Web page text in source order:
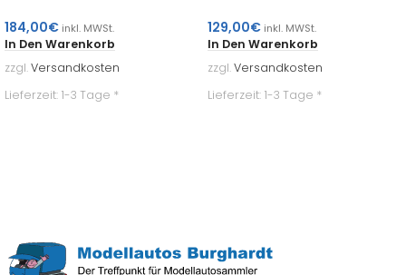
184,00€ inkl. MWSt.
In Den Warenkorb
zzgl.Versandkosten
Lieferzeit: 1-3 Tage *
129,00€ inkl. MWSt.
In Den Warenkorb
zzgl.Versandkosten
Lieferzeit: 1-3 Tage *